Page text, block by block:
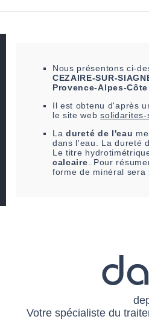
Nous présentons ci-
CEZAIRE-SUR-
Provence-Alpes-
Il est obtenu d'après
le site websolidarites-
La dureté de l'eau
dans l'eau. La dureté
Le titre
calcaire. Pour
forme de minéral sera
Votre spécialiste du